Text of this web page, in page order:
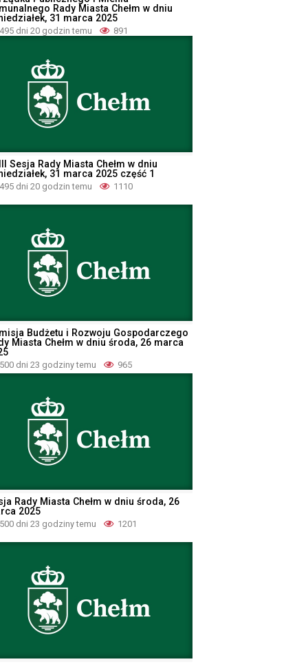
Rady Miasta Chełm w dniu
31 marca 2025
495 dni 20 godzin temu 891
Sesja Rady Miasta Chełm w dniu
31 marca 2025 część 1
495 dni 20 godzin temu 1110
Budżetu i Rozwoju Gospodarczego
Miasta Chełm w dniu środa, 26 marca
500 dni 23 godziny temu 965
Rady Miasta Chełm w dniu środa, 26
2025
500 dni 23 godziny temu 1201